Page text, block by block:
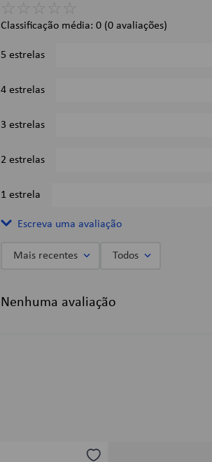
☆ ☆ ☆ ☆ ☆
Classificação média: 0 (0 avaliações)
5 estrelas
4 estrelas
3 estrelas
2 estrelas
1 estrela
Escreva uma avaliação
Título
Mais recentes Todos
Nenhuma avaliação